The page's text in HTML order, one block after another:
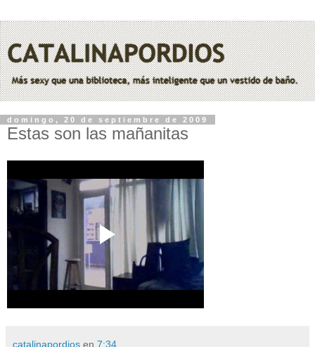
domingo, 20 de septiembre de 2009
Estas son las mañanitas
catalinapordios en 7:34